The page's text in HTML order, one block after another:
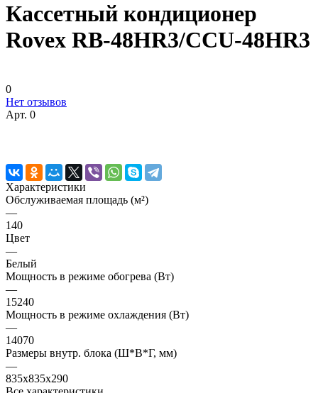
Кассетный кондиционер
Rovex RB-48HR3/CCU-48HR3
0
Нет отзывов
Арт. 0
Характеристики
Обслуживаемая площадь (м²)
—
140
Цвет
—
Белый
Мощность в режиме обогрева (Вт)
—
15240
Мощность в режиме охлаждения (Вт)
—
14070
Размеры внутр. блока (Ш*В*Г, мм)
—
835х835х290